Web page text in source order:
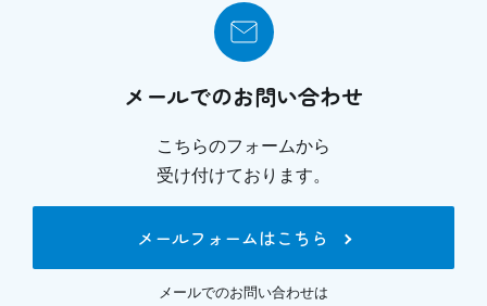
メールでのお問い合わせ
こちらのフォームから
受け付けております。
メールフォームはこちら
メールでのお問い合わせは